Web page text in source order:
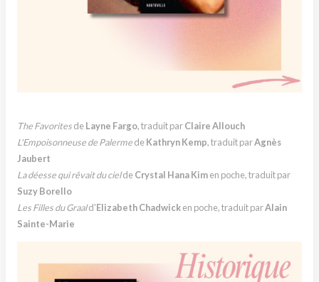
The FavoritesdeLayne Fargo, traduit parClaire Allouch
L'Empoisonneuse de PalermedeKathryn Kemp, traduit parAgnès
Jaubert
La déesse qui rêvait du cieldeCrystal Hana Kimen poche, traduit par
Suzy Borello
Les Filles du Graald'Elizabeth Chadwicken poche, traduit parAlain
Sainte-Marie